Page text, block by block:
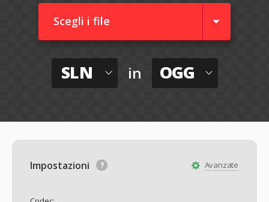
Scegli i file
SLN in OGG
Avanzate
Impostazioni